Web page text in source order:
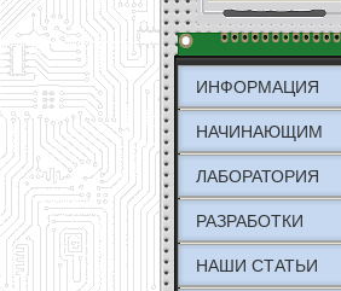
ИНФОРМАЦИЯ
НАЧИНАЮЩИМ
ЛАБОРАТОРИЯ
РАЗРАБОТКИ
НАШИ СТАТЬИ